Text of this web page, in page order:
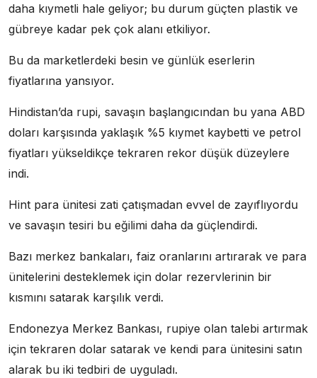
daha kıymetli hale geliyor; bu durum güçten plastik ve
gübreye kadar pek çok alanı etkiliyor.
Bu da marketlerdeki besin ve günlük eserlerin
fiyatlarına yansıyor.
Hindistan’da rupi, savaşın başlangıcından bu yana ABD
doları karşısında yaklaşık %5 kıymet kaybetti ve petrol
fiyatları yükseldikçe tekraren rekor düşük düzeylere
indi.
Hint para ünitesi zati çatışmadan evvel de zayıflıyordu
ve savaşın tesiri bu eğilimi daha da güçlendirdi.
Bazı merkez bankaları, faiz oranlarını artırarak ve para
ünitelerini desteklemek için dolar rezervlerinin bir
kısmını satarak karşılık verdi.
Endonezya Merkez Bankası, rupiye olan talebi artırmak
için tekraren dolar satarak ve kendi para ünitesini satın
alarak bu iki tedbiri de uyguladı.